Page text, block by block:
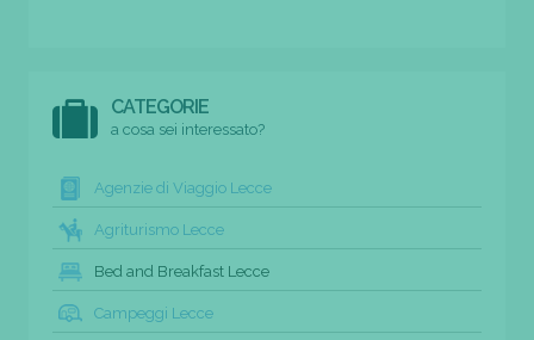
CATEGORIE
a cosa sei interessato?
Agenzie di Viaggio Lecce
Agriturismo Lecce
Bed and Breakfast Lecce
Campeggi Lecce